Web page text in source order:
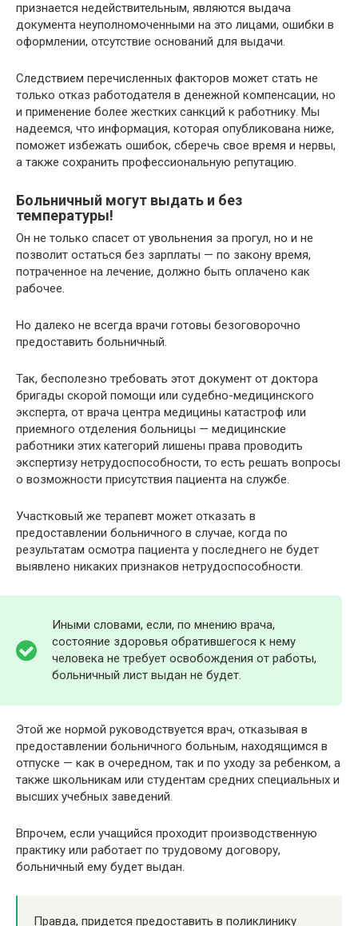
признается недействительным, являются выдача
документа неуполномоченными на это лицами, ошибки в
оформлении, отсутствие оснований для выдачи.
Следствием перечисленных факторов может стать не
только отказ работодателя в денежной компенсации, но
и применение более жестких санкций к работнику. Мы
надеемся, что информация, которая опубликована ниже,
поможет избежать ошибок, сберечь свое время и нервы,
а также сохранить профессиональную репутацию.
Больничный могут выдать и без
температуры!
Он не только спасет от увольнения за прогул, но и не
позволит остаться без зарплаты — по закону время,
потраченное на лечение, должно быть оплачено как
рабочее.
Но далеко не всегда врачи готовы безоговорочно
предоставить больничный.
Так, бесполезно требовать этот документ от доктора
бригады скорой помощи или судебно-медицинского
эксперта, от врача центра медицины катастроф или
приемного отделения больницы — медицинские
работники этих категорий лишены права проводить
экспертизу нетрудоспособности, то есть решать вопросы
о возможности присутствия пациента на службе.
Участковый же терапевт может отказать в
предоставлении больничного в случае, когда по
результатам осмотра пациента у последнего не будет
выявлено никаких признаков нетрудоспособности.
Иными словами, если, по мнению врача,
состояние здоровья обратившегося к нему
человека не требует освобождения от работы,
больничный лист выдан не будет.
Этой же нормой руководствуется врач, отказывая в
предоставлении больничного больным, находящимся в
отпуске — как в очередном, так и по уходу за ребенком, а
также школьникам или студентам средних специальных и
высших учебных заведений.
Впрочем, если учащийся проходит производственную
практику или работает по трудовому договору,
больничный ему будет выдан.
Правда, придется предоставить в поликлинику